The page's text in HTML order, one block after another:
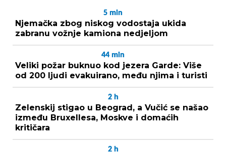
5 min
Njemačka zbog niskog vodostaja ukida
zabranu vožnje kamiona nedjeljom
44 min
Veliki požar buknuo kod jezera Garde: Više
od 200 ljudi evakuirano, među njima i turisti
2 h
Zelenskij stigao u Beograd, a Vučić se našao
između Bruxellesa, Moskve i domaćih
kritičara
2 h